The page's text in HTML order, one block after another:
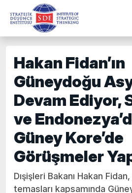
Hakan Fidan’ın
Güneydoğu
Devam Ediyor,
ve
Güney Kore’de
Görüşmeler
Dışişleri Bakanı Hakan
temasları kapsamında